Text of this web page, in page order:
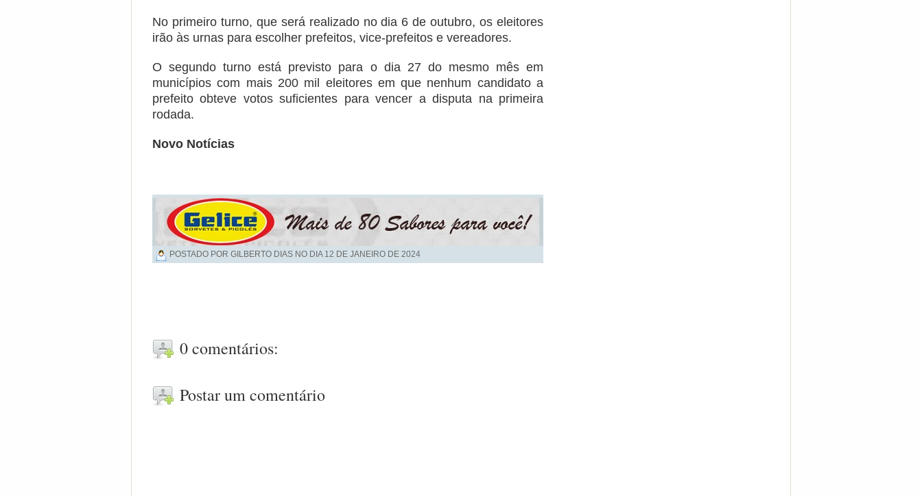
No primeiro turno, que será realizado no dia 6 de outubro, os eleitores
irão às urnas para escolher prefeitos, vice-prefeitos e vereadores.
O segundo turno está previsto para o dia 27 do mesmo mês em
municípios com mais 200 mil eleitores em que nenhum candidato a
prefeito obteve votos suficientes para vencer a disputa na primeira
rodada.
Novo Notícias
POSTADO POR GILBERTO DIAS NO DIA 12 DE JANEIRO DE 2024
0 comentários:
Postar um comentário